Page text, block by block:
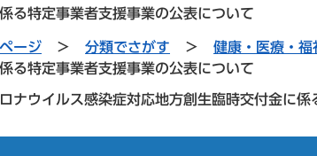
る特定事業者支援事業の公表について
ージ > 分類でさがす > 健康・医療・福
る特定事業者支援事業の公表について
ナウイルス感染症対応地方創生臨時交付金に